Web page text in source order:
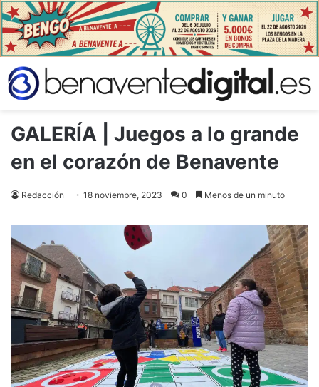
GALERÍA | Juegos a lo grande
en el corazón de Benavente
Redacción 18 noviembre, 2023 0 Menos de un minuto